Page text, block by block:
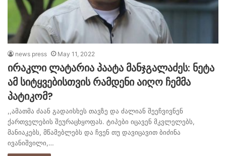
news press May 11, 2022
ირაკლი ლატარია პაატა მანჯგალაძეს: ნეტა
ამ სიტყვებისთვის რამდენი აიღო ჩემმა
პატიკომ?
,,ამათმა ძაან გადაისხეს თავზე და ძალიან შეეჩვივნენ
ქართველების შეურაცხყოფას. ტიპები იცავენ მკვლელებს,
მანიაკებს, მწამებლებს და ჩვენ თუ დავიცავით ბიძინა
ივანიშვილი,…